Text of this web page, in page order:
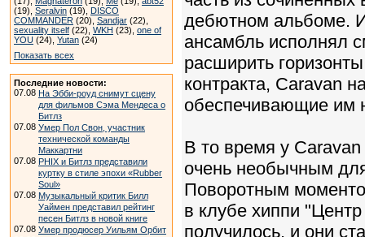
(19), Seralvin (19), DISCO
COMMANDER (20), Sandjar (22),
sexuality itself (22), WKH (23), one of
YOU (24), Yutan (24)
Показать всех
Последние новости:
07.08 На Эбби-роуд снимут сцену
для фильмов Сэма Мендеса о
Битлз
07.08 Умер Пол Свон, участник
технической команды
Маккартни
07.08 PHIX и Битлз представили
куртку в стиле эпохи «Rubber
Soul»
07.08 Музыкальный критик Билл
Уаймен представил рейтинг
песен Битлз в новой книге
07.08 Умер продюсер Уильям Орбит
дебютном альбоме.
ансамбль исполнял
расширить
контракта, Caravan
обеспечивающие им
В то время у
очень необычным
Поворотным
в клубе хиппи
получилось, и они